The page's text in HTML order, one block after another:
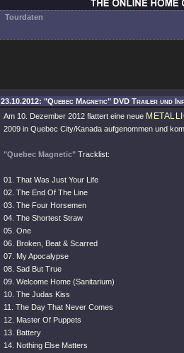
Tourdaten
23.10.2012: "Quebec Magnetic" DVD Trailer und
Am 10. Dezember 2012 flattert eine neue
2009 in Quebec City/Kanada aufgenommen und
"Quebec Magnetic" Tracklist:
01. That Was Just Your Life
02. The End Of The Line
03. The Four Horsemen
04. The Shortest Straw
05. One
06. Broken, Beat & Scarred
07. My Apocalypse
08. Sad But True
09. Welcome Home (Sanitarium)
10. The Judas Kiss
11. The Day That Never Comes
12. Master Of Puppets
13. Battery
14. Nothing Else Matters